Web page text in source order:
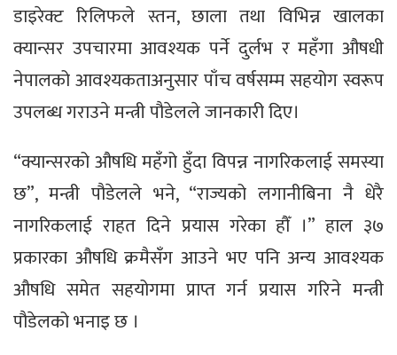
डाइरेक्ट रिलिफले स्तन, छाला तथा विभिन्न खालका
क्यान्सर उपचारमा आवश्यक पर्ने दुर्लभ र महँगा औषधी
नेपालको आवश्यकताअनुसार पाँच वर्षसम्म सहयोग स्वरूप
उपलब्ध गराउने मन्त्री पौडेलले जानकारी दिए।
“क्यान्सरको औषधि महँगो हुँदा विपन्न नागरिकलाई समस्या
छ”, मन्त्री पौडेलले भने, “राज्यको लगानीबिना नै धेरै
नागरिकलाई राहत दिने प्रयास गरेका हौँ ।” हाल ३७
प्रकारका औषधि क्रमैसँग आउने भए पनि अन्य आवश्यक
औषधि समेत सहयोगमा प्राप्त गर्न प्रयास गरिने मन्त्री
पौडेलको भनाइ छ ।